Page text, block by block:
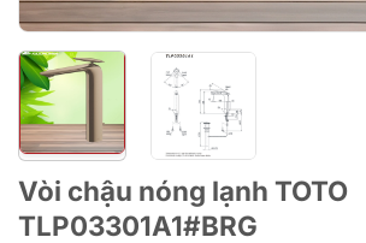
Vòi chậu nóng lạnh TOTO
TLP03301A1#BRG